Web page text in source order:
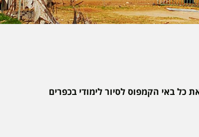
כל באי הקמפוס לסיור לימודי בכפרים